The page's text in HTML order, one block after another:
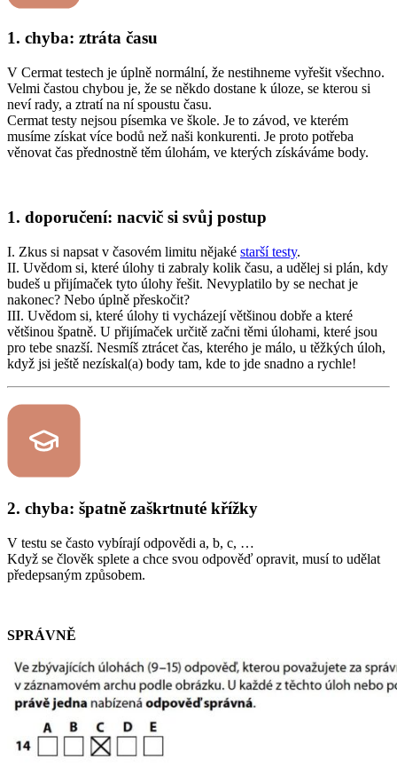
1. chyba: ztráta času
V Cermat testech je úplně normální, že nestihneme vyřešit všechno.
Velmi častou chybou je, že se někdo dostane k úloze, se kterou si
neví rady, a ztratí na ní spoustu času.
Cermat testy nejsou písemka ve škole. Je to závod, ve kterém
musíme získat více bodů než naši konkurenti. Je proto potřeba
věnovat čas přednostně těm úlohám, ve kterých získáváme body.
1. doporučení: nacvič si svůj postup
I. Zkus si napsat v časovém limitu nějaké starší testy.
II. Uvědom si, které úlohy ti zabraly kolik času, a udělej si plán, kdy
budeš u přijímaček tyto úlohy řešit. Nevyplatilo by se nechat je
nakonec? Nebo úplně přeskočit?
III. Uvědom si, které úlohy ti vycházejí většinou dobře a které
většinou špatně. U přijímaček určitě začni těmi úlohami, které jsou
pro tebe snazší. Nesmíš ztrácet čas, kterého je málo, u těžkých úloh,
když jsi ještě nezískal(a) body tam, kde to jde snadno a rychle!
2. chyba: špatně zaškrtnuté křížky
V testu se často vybírají odpovědi a, b, c, …
Když se člověk splete a chce svou odpověď opravit, musí to udělat
předepsaným způsobem.
SPRÁVNĚ